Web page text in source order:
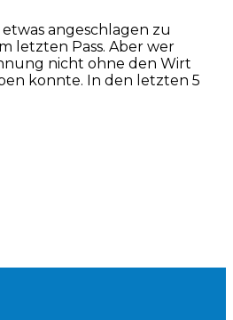
angeschlagen zu
letzten Pass. Aber wer
nicht ohne den Wirt
konnte. In den letzten 5